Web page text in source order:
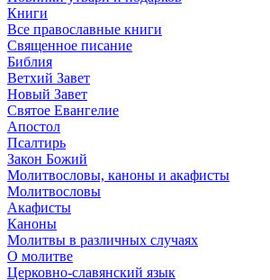
Книги
Все православные книги
Священное писание
Библия
Ветхий Завет
Новый Завет
Святое Евангелие
Апостол
Псалтирь
Закон Божий
Молитвословы, каноны и акафисты
Молитвословы
Акафисты
Каноны
Молитвы в различных случаях
О молитве
Церковно-славянский язык